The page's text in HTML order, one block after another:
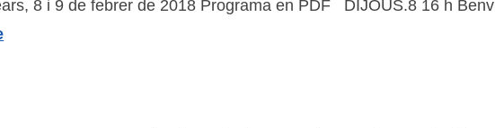
8 i 9 de febrer de 2018 Programa en PDF DIJOUS.8 16 h